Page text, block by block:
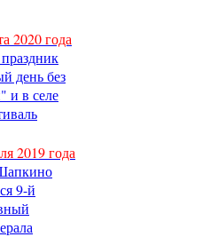
2020 года
день без
и в селе
2019 года
9-й